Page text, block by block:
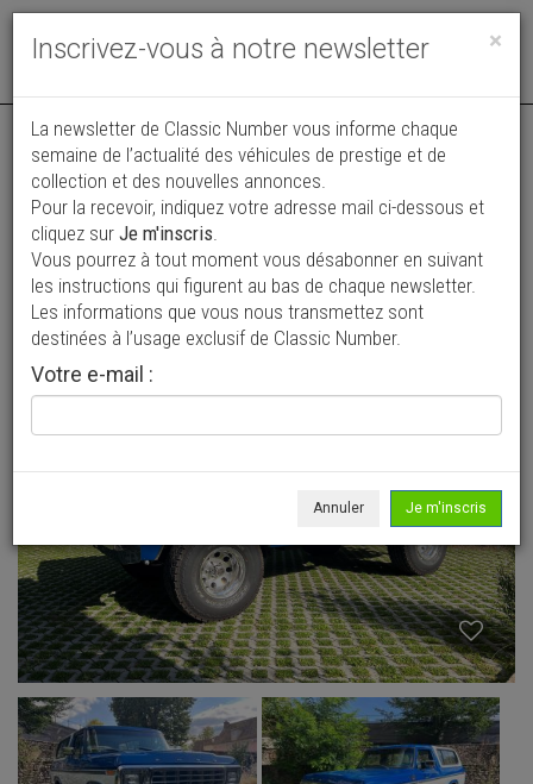
Toggle
Annonce publiée le 13/06/2026 ( il y a 56 jours )
Ford Bronco Ranger XLT
42 000 €
1977 4 x 4 69 542 km
×
Inscrivez-vous à notre newsletter
La newsletter de Classic Number vous informe chaque
semaine de l’actualité des véhicules de prestige et de
collection et des nouvelles annonces.
Pour la recevoir, indiquez votre adresse mail ci-dessous et
cliquez sur Je m'inscris.
Vous pourrez à tout moment vous désabonner en suivant
les instructions qui figurent au bas de chaque newsletter.
Les informations que vous nous transmettez sont
destinées à l’usage exclusif de Classic Number.
Votre e-mail :
Annuler Je m'inscris